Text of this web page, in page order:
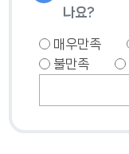
나요?
매우만족
불만족